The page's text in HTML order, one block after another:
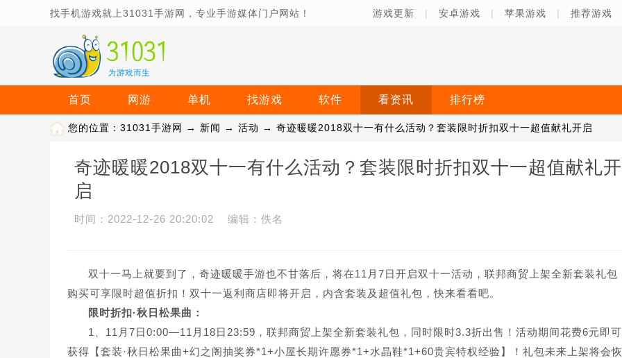
找手机游戏就上31031手游网，专业手游媒体门户网站！ 游戏更新 | 安卓游戏 | 苹果游戏 | 推荐游戏
首页 网游 单机 找游戏 软件 看资讯 排行榜
您的位置： 31031手游网 → 新闻 → 活动 → 奇迹暖暖2018双十一有什么活动？套装限时折扣双十一超值献礼开启
奇迹暖暖2018双十一有什么活动？套装限时折扣双十一超值献礼开
启
时间：2022-12-26 20:20:02 编辑：佚名
双十一马上就要到了，奇迹暖暖手游也不甘落后，将在11月7日开启双十一活动，联邦商贸上架全新套装礼包
购买可享限时超值折扣！双十一返利商店即将开启，内含套装及超值礼包，快来看看吧。
限时折扣·秋日松果曲：
1、11月7日0:00—11月18日23:59，联邦商贸上架全新套装礼包，同时限时3.3折出售！活动期间花费6元即可
获得【套装·秋日松果曲+幻之阁抽奖券*1+小屋长期许愿券*1+水晶鞋*1+60贵宾特权经验】！礼包未来上架将会恢